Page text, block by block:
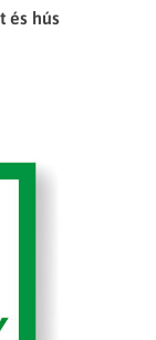
és hús